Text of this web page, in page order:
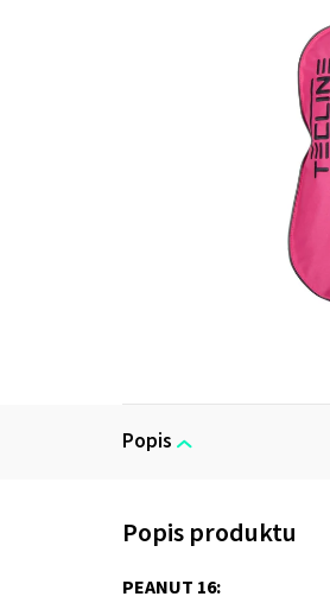
Popis
PEANUT 16: